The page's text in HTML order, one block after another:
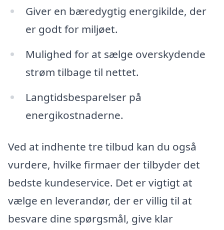
Giver en bæredygtig energikilde, der
er godt for miljøet.
Mulighed for at sælge overskydende
strøm tilbage til nettet.
Langtidsbesparelser på
energikostnaderne.
Ved at indhente tre tilbud kan du også
vurdere, hvilke firmaer der tilbyder det
bedste kundeservice. Det er vigtigt at
vælge en leverandør, der er villig til at
besvare dine spørgsmål, give klar